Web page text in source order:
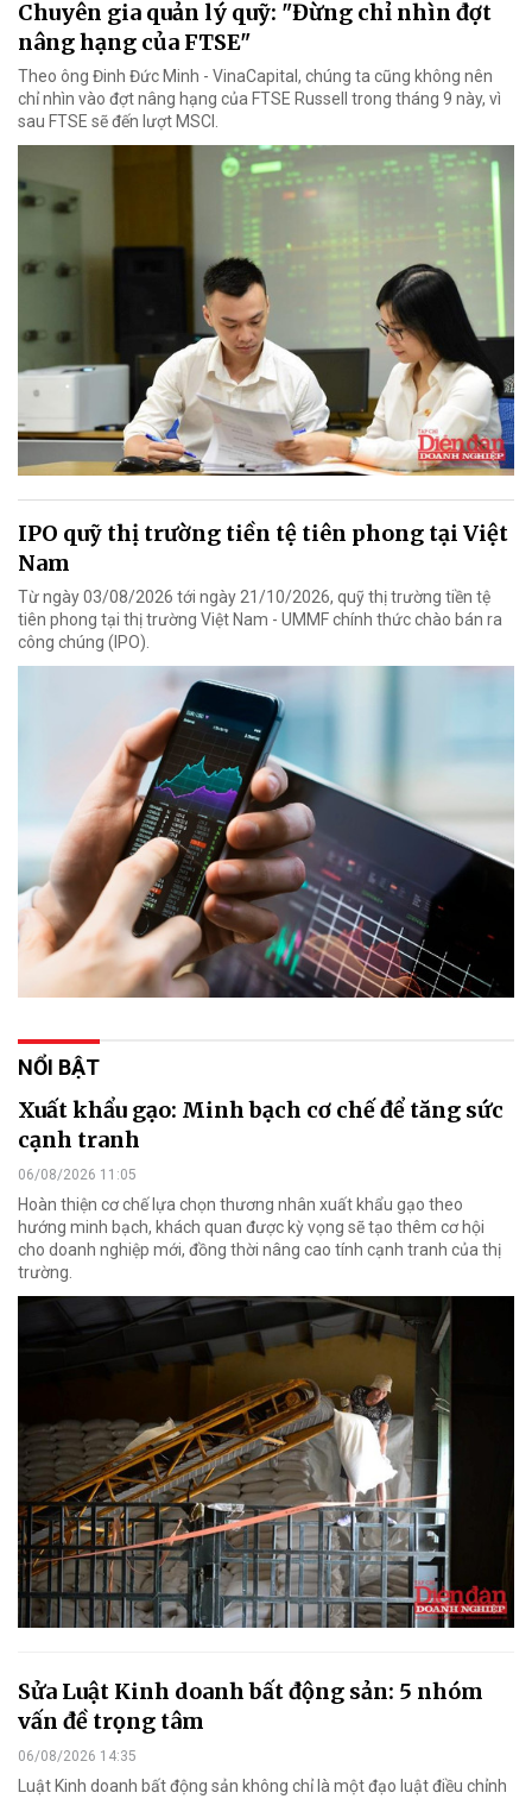
Chuyên gia quản lý quỹ: "Đừng chỉ nhìn đợt
nâng hạng của FTSE"
Theo ông Đinh Đức Minh - VinaCapital, chúng ta cũng không nên
chỉ nhìn vào đợt nâng hạng của FTSE Russell trong tháng 9 này, vì
sau FTSE sẽ đến lượt MSCI.
IPO quỹ thị trường tiền tệ tiên phong tại Việt
Nam
Từ ngày 03/08/2026 tới ngày 21/10/2026, quỹ thị trường tiền tệ
tiên phong tại thị trường Việt Nam - UMMF chính thức chào bán ra
công chúng (IPO).
NỔI BẬT
Xuất khẩu gạo: Minh bạch cơ chế để tăng sức
cạnh tranh
06/08/2026 11:05
Hoàn thiện cơ chế lựa chọn thương nhân xuất khẩu gạo theo
hướng minh bạch, khách quan được kỳ vọng sẽ tạo thêm cơ hội
cho doanh nghiệp mới, đồng thời nâng cao tính cạnh tranh của thị
trường.
Sửa Luật Kinh doanh bất động sản: 5 nhóm
vấn đề trọng tâm
06/08/2026 14:35
Luật Kinh doanh bất động sản không chỉ là một đạo luật điều chỉnh